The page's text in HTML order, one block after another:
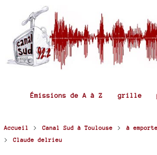
Émissions de A à Z grille
Accueil > Canal Sud à Toulouse > à
> Claude delrieu